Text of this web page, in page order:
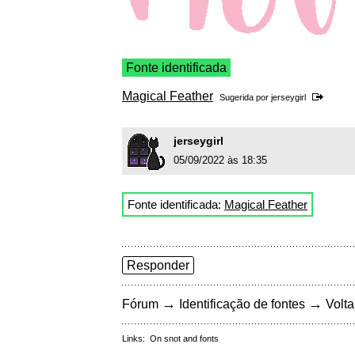
Fonte identificada
Magical Feather Sugerida por jerseygirl
jerseygirl
05/09/2022 às 18:35
Fonte identificada: Magical Feather
Responder
Fórum → Identificação de fontes →
Links: On snot and fonts